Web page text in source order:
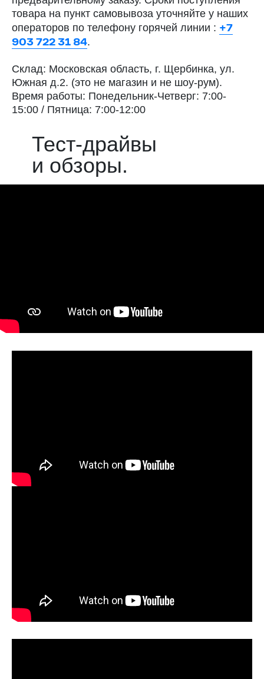
товара на пункт самовывоза уточняйте у наших
операторов по телефону горячей линии : +7
903 722 31 84.
Склад: Московская область, г. Щербинка, ул.
Южная д.2. (это не магазин и не шоу-рум).
Время работы: Понедельник-Четверг: 7:00-
15:00 / Пятница: 7:00-12:00
Тест-драйвы
и обзоры.